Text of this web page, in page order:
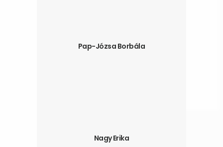
Pap-Józsa Borbála
Nagy Erika